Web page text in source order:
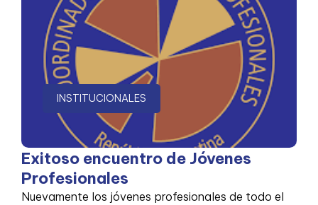
INSTITUCIONALES
Exitoso encuentro de Jóvenes
Profesionales
Nuevamente los jóvenes profesionales de todo el